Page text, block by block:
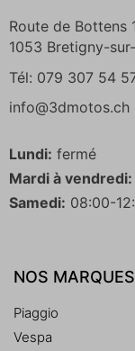
Route de Bottens
1053 Bretigny-
Tél: 079 307 54
info@3dmotos.ch
Lundi: fermé
Mardi à vendredi:
Samedi: 08:00-
NOS MARQUES
Piaggio
Vespa